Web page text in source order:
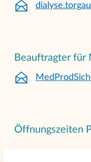
Öffnungszeiten
Beauftragter für